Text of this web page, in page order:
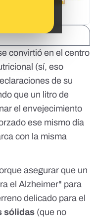
convirtió en el centro
(sí, eso
de su
que un litro de
el envejecimiento
ese mismo día
con la misma
asegurar que un
el Alzheimer" para
delicado para el
sólidas (que no